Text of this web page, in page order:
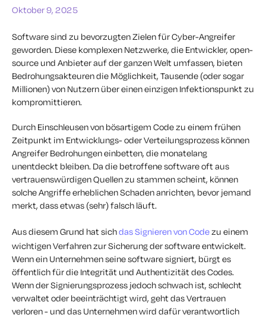
Oktober 9, 2025
Software sind zu bevorzugten Zielen für Cyber-Angreifer
geworden. Diese komplexen Netzwerke, die Entwickler, open-
source und Anbieter auf der ganzen Welt umfassen, bieten
Bedrohungsakteuren die Möglichkeit, Tausende (oder sogar
Millionen) von Nutzern über einen einzigen Infektionspunkt zu
kompromittieren.
Durch Einschleusen von bösartigem Code zu einem frühen
Zeitpunkt im Entwicklungs- oder Verteilungsprozess können
Angreifer Bedrohungen einbetten, die monatelang
unentdeckt bleiben. Da die betroffene software oft aus
vertrauenswürdigen Quellen zu stammen scheint, können
solche Angriffe erheblichen Schaden anrichten, bevor jemand
merkt, dass etwas (sehr) falsch läuft.
Aus diesem Grund hat sichdas Signieren von Codezu einem
wichtigen Verfahren zur Sicherung der software entwickelt.
Wenn ein Unternehmen seine software signiert, bürgt es
öffentlich für die Integrität und Authentizität des Codes.
Wenn der Signierungsprozess jedoch schwach ist, schlecht
verwaltet oder beeinträchtigt wird, geht das Vertrauen
verloren - und das Unternehmen wird dafür verantwortlich